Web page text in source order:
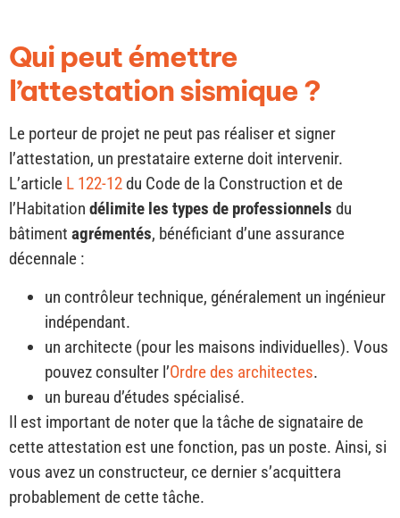
Qui peut émettre
l’attestation sismique ?
Le porteur de projet ne peut pas réaliser et signer
l’attestation, un prestataire externe doit intervenir.
L’article L 122-12du Code de la Construction et de
l’Habitation délimite les types de professionnels du
bâtiment agrémentés, bénéficiant d’une assurance
décennale :
un contrôleur technique, généralement un ingénieur
indépendant.
un architecte (pour les maisons individuelles). Vous
pouvez consulter l’Ordre des architectes.
un bureau d’études spécialisé.
Il est important de noter que la tâche de signataire de
cette attestation est une fonction, pas un poste. Ainsi, si
vous avez un constructeur, ce dernier s’acquittera
probablement de cette tâche.